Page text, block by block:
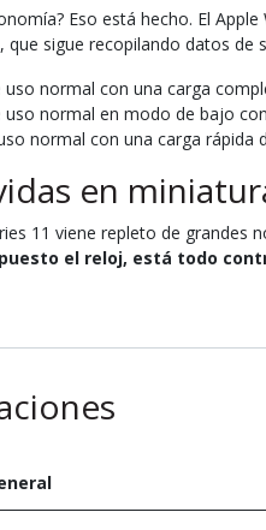
Eso está hecho. El
que sigue recopilando datos de
uso normal con una carga
uso normal en modo de bajo
normal con una carga rápida
en
11 viene repleto de grandes
el reloj, está todo